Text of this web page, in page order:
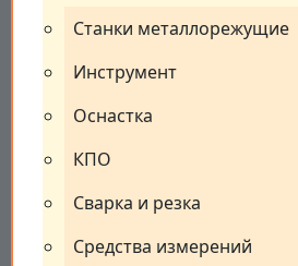
Станки металлорежущие
Инструмент
Оснастка
КПО
Сварка и резка
Средства измерений